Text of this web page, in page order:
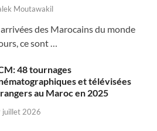
Moutawakil
arrivées des Marocains du monde
ce sont …
48 tournages
et télévisées
au Maroc en 2025
juillet 2026